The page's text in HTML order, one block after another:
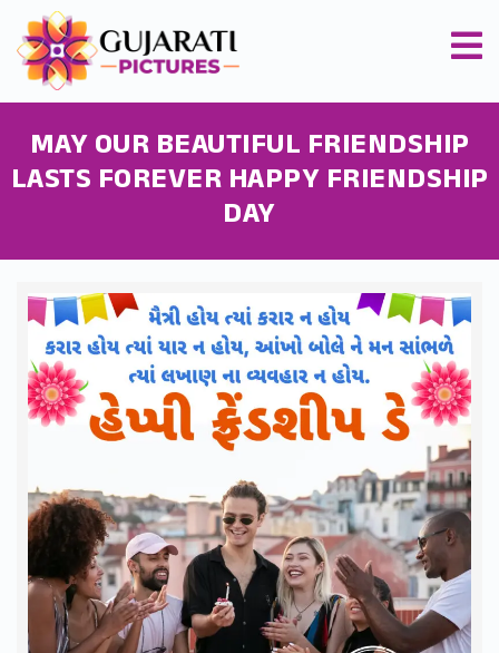
MAY OUR BEAUTIFUL FRIENDSHIP
LASTS FOREVER HAPPY FRIENDSHIP
DAY